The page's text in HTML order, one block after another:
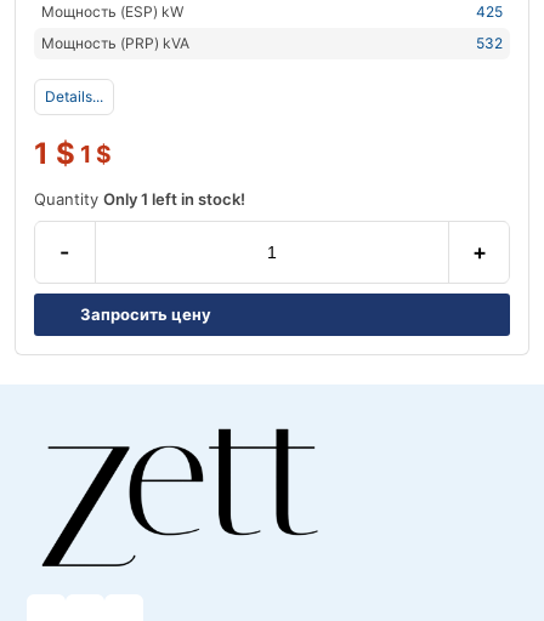
Мощность (ESP) kW
425
Мощность (PRP) kVA
532
Details...
1 $ 1 $
Quantity Only 1 left in stock!
- +
Запросить цену